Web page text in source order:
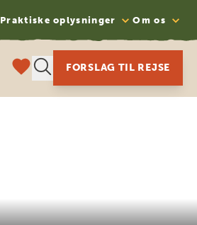
Praktiske oplysninger Om os
FORSLAG TIL REJSE